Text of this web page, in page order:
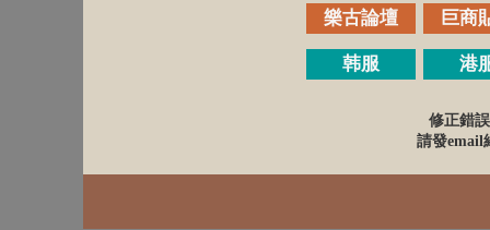
樂古論壇 巨商
韩服 港
修正錯
請發email